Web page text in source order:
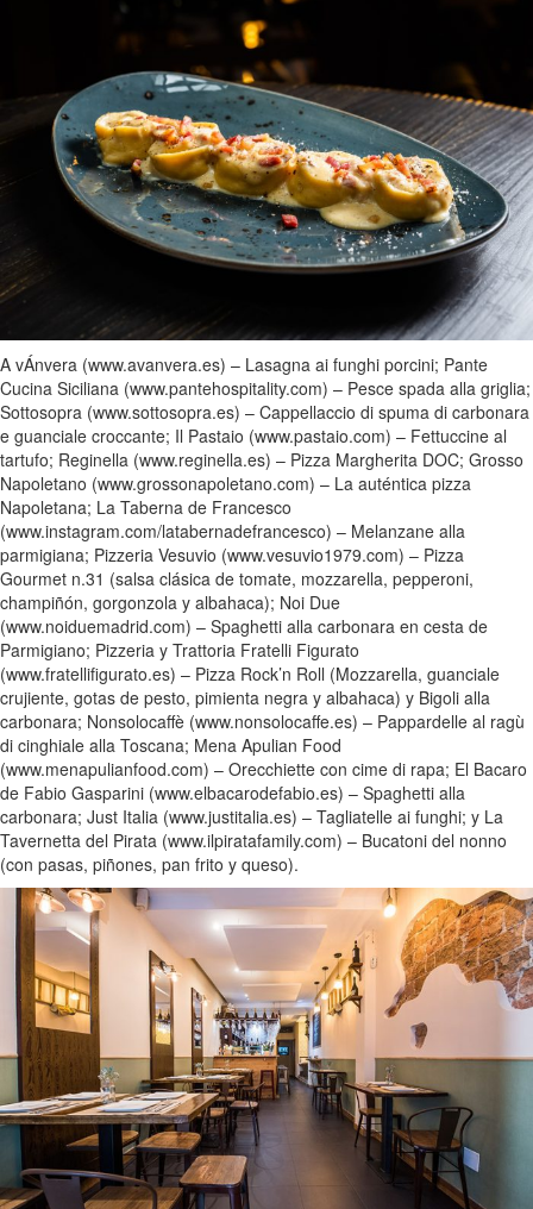
A vÁnvera (www.avanvera.es) – Lasagna ai funghi porcini; Pante
Cucina Siciliana (www.pantehospitality.com) – Pesce spada alla griglia;
Sottosopra (www.sottosopra.es) – Cappellaccio di spuma di carbonara
e guanciale croccante; Il Pastaio (www.pastaio.com) – Fettuccine al
tartufo; Reginella (www.reginella.es) – Pizza Margherita DOC; Grosso
Napoletano (www.grossonapoletano.com) – La auténtica pizza
Napoletana; La Taberna de Francesco
(www.instagram.com/latabernadefrancesco) – Melanzane alla
parmigiana; Pizzeria Vesuvio (www.vesuvio1979.com) – Pizza
Gourmet n.31 (salsa clásica de tomate, mozzarella, pepperoni,
champiñón, gorgonzola y albahaca); Noi Due
(www.noiduemadrid.com) – Spaghetti alla carbonara en cesta de
Parmigiano; Pizzeria y Trattoria Fratelli Figurato
(www.fratellifigurato.es) – Pizza Rock’n Roll (Mozzarella, guanciale
crujiente, gotas de pesto, pimienta negra y albahaca) y Bigoli alla
carbonara; Nonsolocaffè (www.nonsolocaffe.es) – Pappardelle al ragù
di cinghiale alla Toscana; Mena Apulian Food
(www.menapulianfood.com) – Orecchiette con cime di rapa; El Bacaro
de Fabio Gasparini (www.elbacarodefabio.es) – Spaghetti alla
carbonara; Just Italia (www.justitalia.es) – Tagliatelle ai funghi; y La
Tavernetta del Pirata (www.ilpiratafamily.com) – Bucatoni del nonno
(con pasas, piñones, pan frito y queso).